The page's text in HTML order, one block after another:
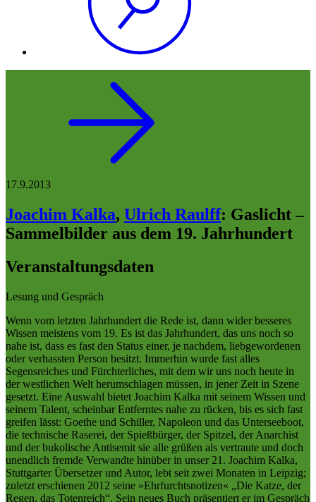
17.9.2013
Joachim Kalka, Ulrich Raulff: Gaslicht –
Sammelbilder aus dem 19. Jahrhundert
Veranstaltungsdaten
Lesung und Gespräch
Wenn vom letzten Jahrhundert die Rede ist, dann wider besseres
Wissen meistens vom 19. Es ist das Jahrhundert, das uns noch so
nahe ist, dass es fast den Status einer, je nachdem, liebgewordenen
oder verhassten Person besitzt. Immerhin wurde fast alles
Segensreiches und Fürchterliches, mit dem wir uns noch heute in
der westlichen Welt herumschlagen müssen, in jener Zeit in Szene
gesetzt. Eine Auswahl bietet Joachim Kalka mit seinem Wissen und
seinem Talent, scheinbar Entferntes nahe zu rücken, bis es sich fast
greifen lässt: Goethe und Schiller, Napoleon und das Unterseeboot,
die technische Raserei, der Spießbürger, der Spitzel, der Anarchist
und der bukolische Antisemit sie alle grüßen als vertraute und doch
unendlich fremde Verwandte hinüber in unser 21. Joachim Kalka,
Stuttgarter Übersetzer und Autor, lebt seit zwei Monaten in Leipzig;
zuletzt erschienen 2012 seine »Ehrfurchtsnotizen« „Die Katze, der
Regen, das Totenreich“. Sein neues Buch präsentiert er im Gespräch